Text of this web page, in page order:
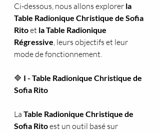
Ci-dessous, nous allons explorer la
Table Radionique Christique de Sofia
Rito et la Table Radionique
Régressive , leurs objectifs et leur
mode de fonctionnement.
🔷 I - Table Radionique Christique de
Sofia Rito
La Table Radionique Christique de
Sofia Rito est un outil basé sur